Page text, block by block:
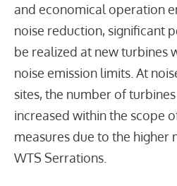
and economical operation
noise reduction, significant
be realized at new turbines
noise emission limits. At
sites, the number of
increased within the scope
measures due to the higher
WTS Serrations.